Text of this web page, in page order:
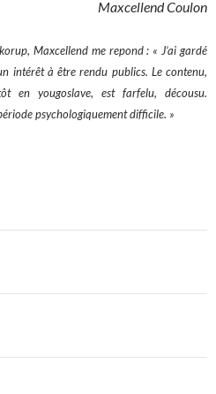
Maxcellend Coulon
Maxcellend me repond : « J’ai gardé
intérêt à être rendu publics. Le contenu,
en yougoslave, est farfelu, décousu.
psychologiquement difficile. »